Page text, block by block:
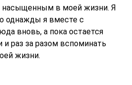
в моей жизни. Я
однажды я вместе с
вновь, а пока остается
раз за разом вспоминать
жизни.